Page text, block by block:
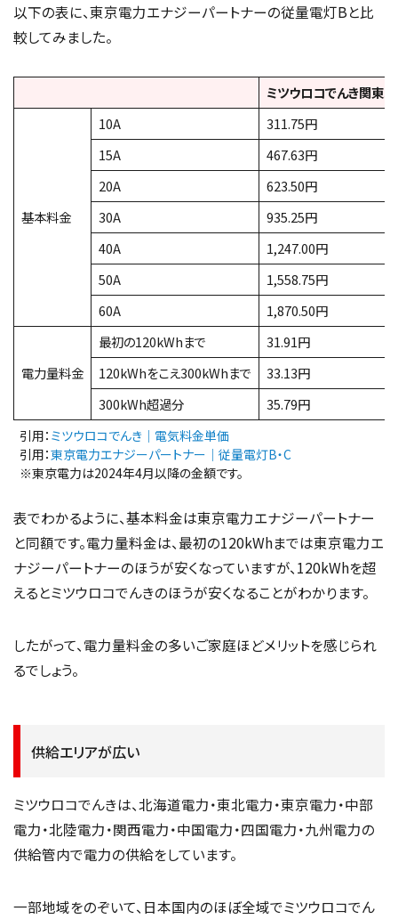
以下の表に、東京電力エナジーパートナーの従量電灯Bと比
較してみました。
ミツウロコでんき関東
基本料金
10A
311.75円
15A
467.63円
20A
623.50円
30A
935.25円
40A
1,247.00円
50A
1,558.75円
60A
1,870.50円
電力量料金
最初の120kWhまで
31.91円
120kWhをこえ300kWhまで
33.13円
300kWh超過分
35.79円
引用： ミツウロコでんき｜電気料金単価
引用：東京電力エナジーパートナー｜従量電灯B・C
※東京電力は2024年4月以降の金額です。
表でわかるように、基本料金は東京電力エナジーパートナー
と同額です。電力量料金は、最初の120kWhまでは東京電力エ
ナジーパートナーのほうが安くなっていますが、120kWhを超
えるとミツウロコでんきのほうが安くなることがわかります。
したがって、電力量料金の多いご家庭ほどメリットを感じられ
るでしょう。
供給エリアが広い
ミツウロコでんきは、北海道電力・東北電力・東京電力・中部
電力・北陸電力・関西電力・中国電力・四国電力・九州電力の
供給管内で電力の供給をしています。
一部地域をのぞいて、日本国内のほぼ全域でミツウロコでん